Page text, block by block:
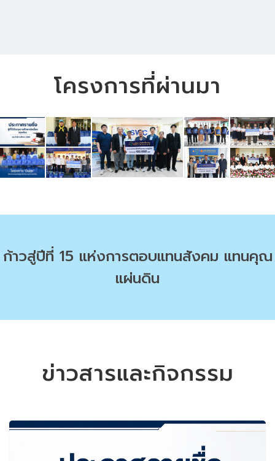
โครงการที่ผ่านมา
ก้าวสู่ปีที่ 15 แห่งการตอบแทนสังคม แทนคุณ
แผ่นดิน
ข่าวสารและกิจกรรม